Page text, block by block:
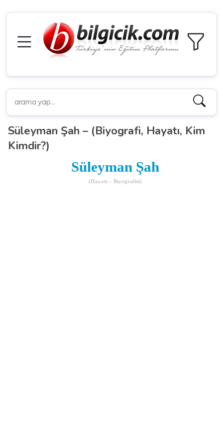
Süleyman Şah – (Biyografi, Hayatı, Kim
Kimdir?)
Süleyman Şah
(Hayatı – Biyografisi)